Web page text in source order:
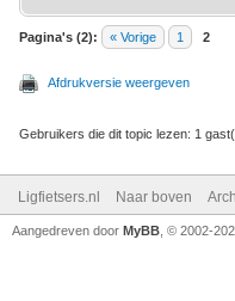
Pagina's (2): « Vorige 1 2
Afdrukversie weergeven
Gebruikers die dit topic lezen: 1
Ligfietsers.nl Naar boven
Aangedreven door MyBB , © 2002-